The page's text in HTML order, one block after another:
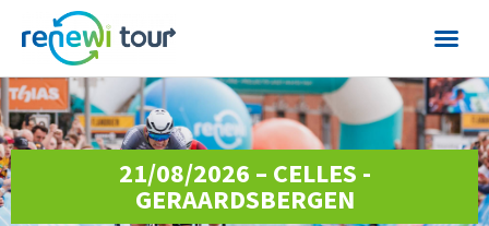
21/08/2026 – CELLES -
GERAARDSBERGEN